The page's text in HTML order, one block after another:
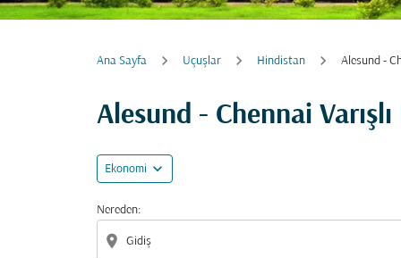
Ana Sayfa Uçuşlar Hindistan Alesund -
Alesund - Chennai
Ekonomi expand_more
Nereden:
location_on
Fırsatları bulmak için rotanızı güncellemeyi